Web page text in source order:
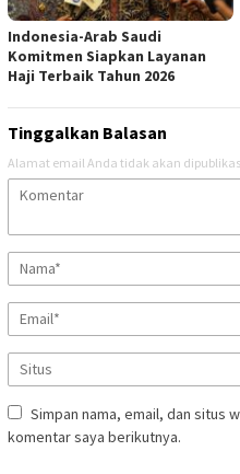
Indonesia-Arab Saudi
Komitmen Siapkan Layanan
Haji Terbaik Tahun 2026
Tinggalkan Balasan
Alamat email Anda tidak akan
Simpan nama, email, dan situs
komentar saya berikutnya.